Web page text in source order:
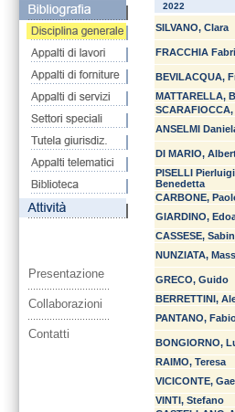
Presentazione
Collaborazioni
Contatti
2022
SILVANO, Clara
FRACCHIA
BEVILACQUA,
MATTARELLA,
ANSELMI
DI MARIO,
PISELLI
Benedetta
CARBONE,
GIARDINO,
CASSESE,
NUNZIATA,
GRECO, Guido
BERRETTINI,
PANTANO,
BONGIORNO,
RAIMO, Teresa
VICICONTE,
VINTI, Stefano